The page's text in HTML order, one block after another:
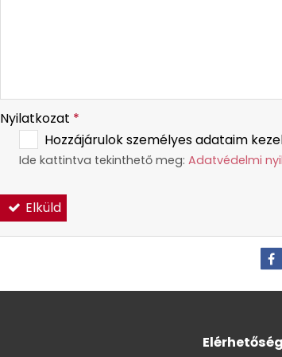
Nyilatkozat *
Hozzájárulok személyes adataim
Ide kattintva tekinthető meg: Adatvédelmi
Elküld